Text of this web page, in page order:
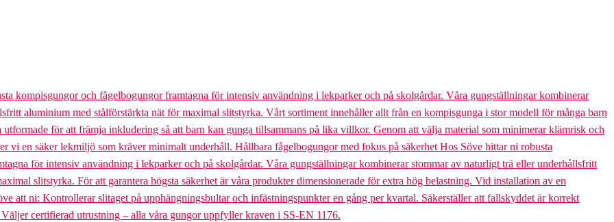
kompisgungor och fågelbogungor framtagna för intensiv användning i lekparker och på skolgårdar. Våra gungställningar kombinerar
aluminium med stålförstärkta nät för maximal slitstyrka. Vårt sortiment innehåller allt från en kompisgunga i stor modell för många barn
för att främja inkludering så att barn kan gunga tillsammans på lika villkor. Genom att välja material som minimerar klämrisk och
vi en säker lekmiljö som kräver minimalt underhåll. Hållbara fågelbogungor med fokus på säkerhet Hos Söve hittar ni robusta
för intensiv användning i lekparker och på skolgårdar. Våra gungställningar kombinerar stommar av naturligt trä eller underhållsfritt
slitstyrka. För att garantera högsta säkerhet är våra produkter dimensionerade för extra hög belastning. Vid installation av en
att ni: Kontrollerar slitaget på upphängningsbultar och infästningspunkter en gång per kvartal. Säkerställer att fallskyddet är korrekt
certifierad utrustning – alla våra gungor uppfyller kraven i SS-EN 1176.